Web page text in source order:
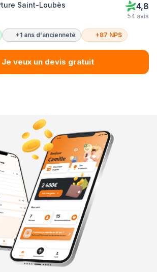
Saint-Loubès 4,8
54 avis
+1 ans d'ancienneté +87 NPS
Je veux un devis gratuit